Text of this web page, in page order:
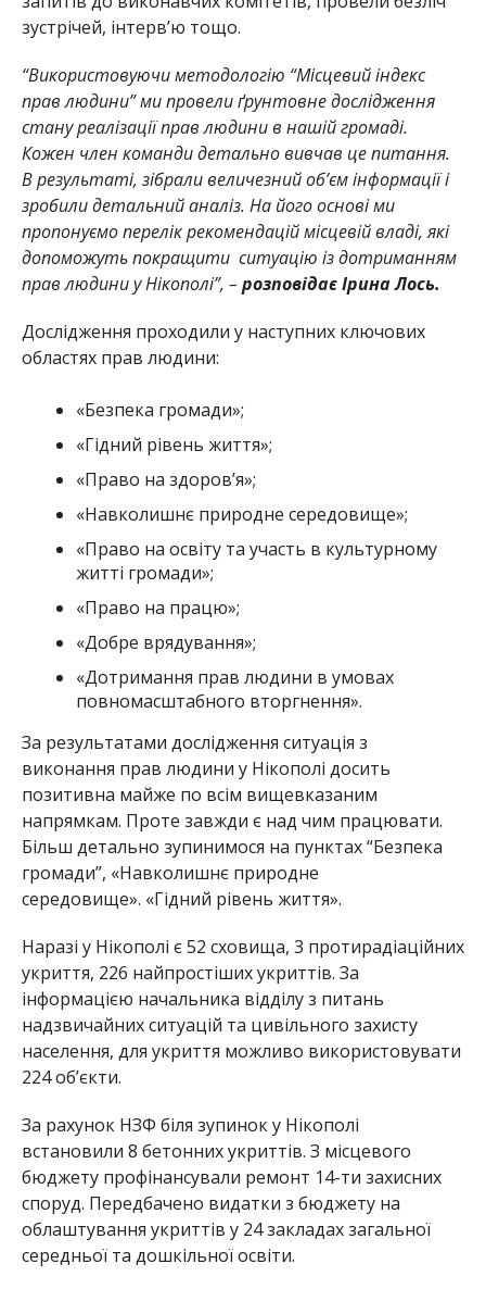
зустрічей, інтерв’ю тощо.
“Використовуючи методологію “Місцевий індекс
прав людини” ми провели ґрунтовне дослідження
стану реалізації прав людини в нашій громаді.
Кожен член команди детально вивчав це питання.
В результаті, зібрали величезний об’єм інформації і
зробили детальний аналіз. На його основі ми
пропонуємо перелік рекомендацій місцевій владі, які
допоможуть покращити ситуацію із дотриманням
прав людини у Нікополі”, – розповідає Ірина Лось.
Дослідження проходили у наступних ключових
областях прав людини:
«Безпека громади»;
«Гідний рівень життя»;
«Право на здоров’я»;
«Навколишнє природне середовище»;
«Право на освіту та участь в культурному
житті громади»;
«Право на працю»;
«Добре врядування»;
«Дотримання прав людини в умовах
повномасштабного вторгнення».
За результатами дослідження ситуація з
виконання прав людини у Нікополі досить
позитивна майже по всім вищевказаним
напрямкам. Проте завжди є над чим працювати.
Більш детально зупинимося на пунктах “Безпека
громади”, «Навколишнє природне
середовище». «Гідний рівень життя».
Наразі у Нікополі є 52 сховища, 3 протирадіаційних
укриття, 226 найпростіших укриттів. За
інформацією начальника відділу з питань
надзвичайних ситуацій та цивільного захисту
населення, для укриття можливо використовувати
224 об’єкти.
За рахунок НЗФ біля зупинок у Нікополі
встановили 8 бетонних укриттів. З місцевого
бюджету профінансували ремонт 14-ти захисних
споруд. Передбачено видатки з бюджету на
облаштування укриттів у 24 закладах загальної
середньої та дошкільної освіти.